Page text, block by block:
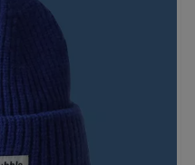
—
которая